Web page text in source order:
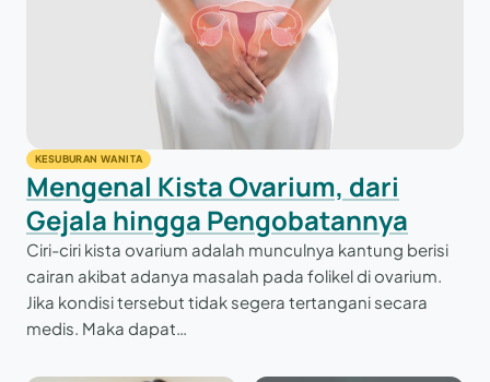
KESUBURAN WANITA
Mengenal Kista Ovarium, dari
Gejala hingga Pengobatannya
Ciri-ciri kista ovarium adalah munculnya kantung berisi
cairan akibat adanya masalah pada folikel di ovarium.
Jika kondisi tersebut tidak segera tertangani secara
medis. Maka dapat…